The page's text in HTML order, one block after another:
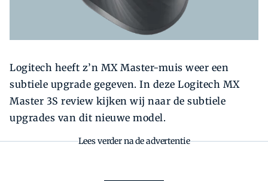
Logitech heeft­ z’n MX Master-muis weer een
subtiele upgrade gegeven. In deze Logitech MX
Master 3S review kijken wij naar de subtiele
upgrades van dit nieuwe model.
Lees verder na de advertentie